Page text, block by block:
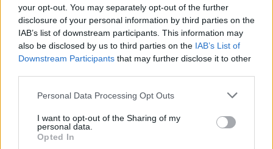
your opt-out. You may separately opt-out of the further
disclosure of your personal information by third parties on the
IAB’s list of downstream participants. This information may
also be disclosed by us to third parties on the IAB’s List of
Downstream Participants that may further disclose it to other
Please note that this website/app uses one or more Google
not limited to your visit or usage behaviour. You may click to
grant or deny consent to Google and its third-party tags to
use your data for below specified purposes in below Google
Personal Data Processing Opt Outs
I want to opt-out of the Sharing of my
personal data.
Opted In
Ricevi le nostre ultime news
daGoogle News
Condividi l'articolo